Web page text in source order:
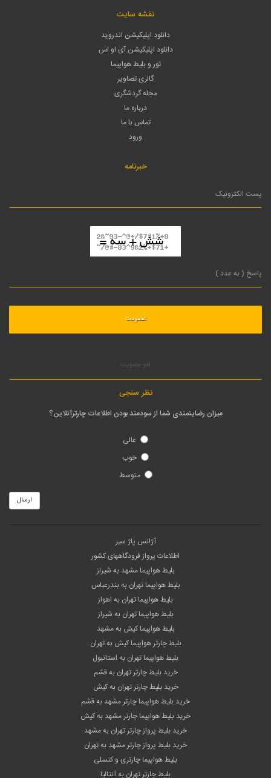
نقشه سایت
دانلود اپلیکیشن اندروید
دانلود اپلیکیشن آی او اس
تور و بلیط هواپیما
گالری تصاویر
مجله گردشگری
درباره ما
تماس با ما
ورود
خبرنامه
لغو عضویت
نظر سنجی
میزان رضایتمندی شما از سودمند بودن اطلاعات چارترآنلاین؟
عالی
خوب
متوسط
ارسال
آژانس پاژ سیر
اطلاعات پرواز فرودگاههای کشور
بلیط هواپیما مشهد به شیراز
بلیط هواپیما تهران به بندرعباس
بلیط هواپیما تهران به اهواز
بلیط هواپیما تهران به شیراز
بلیط هواپیما کیش به مشهد
بلیط چارتر هواپیما کیش به تهران
بلیط هواپیما تهران به استانبول
خرید بلیط چارتر تهران به قشم
خرید بلیط چارتر تهران به کیش
خرید بلیط هواپیما چارتر مشهد به قشم
خرید بلیط هواپیما چارتر مشهد به کیش
خرید بلیط پرواز چارتر تهران به مشهد
خرید بلیط پرواز چارتر مشهد به تهران
بلیط هواپیما چارتری و کنسلی
بلیط چارتر تهران به آنتالیا